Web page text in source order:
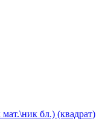
бл.) (квадрат)